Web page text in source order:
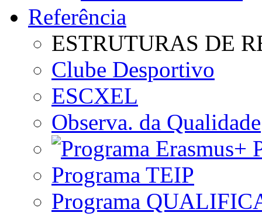
Referência
ESTRUTURAS DE
Clube Desportivo
ESCXEL
Observa. da Qualidade
Programa TEIP
Programa